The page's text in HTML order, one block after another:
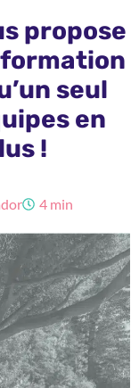
propose
seul
en
!
4 min